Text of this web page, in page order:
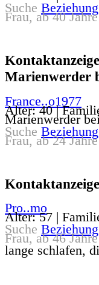
Suche Beziehung
Frau, ab 40
Marienwerder
France..o1977
Alter: 40 |
Marienwerder
Suche Beziehung
Frau, ab 24
Pro..mo
Alter: 57 |
Suche Beziehung
Frau, ab 46
lange schlafen,